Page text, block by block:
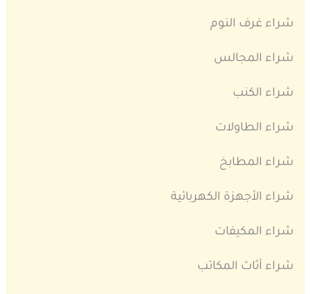
شراء غرف النوم
شراء المجالس
شراء الكنب
شراء الطاولات
شراء المطابخ
شراء الأجهزة الكهربائية
شراء المكيفات
شراء أثاث المكاتب